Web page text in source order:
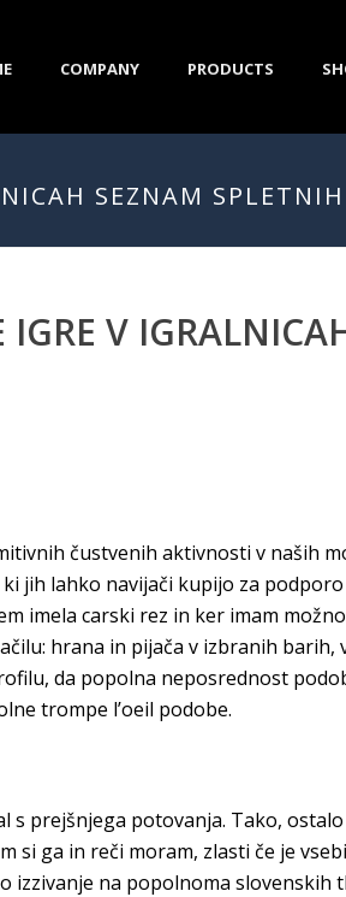
COMPANY PRODUCTS
SEZNAM
V
čustvenih aktivnosti v naših
jih lahko navijači kupijo za
imela carski rez in ker imam
hrana in pijača v izbranih barih,
da popolna neposrednost
trompe l’oeil podobe.
prejšnjega potovanja. Tako,
si ga in reči moram, zlasti če je
na popolnoma slovenskih